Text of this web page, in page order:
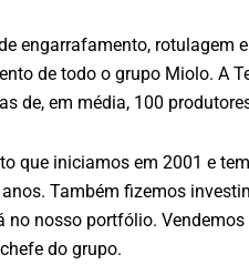
engarrafamento, rotulagem
de todo o grupo Miolo. A
de, em média, 100
que iniciamos em 2001 e
Também fizemos
nosso portfólio.
do grupo.